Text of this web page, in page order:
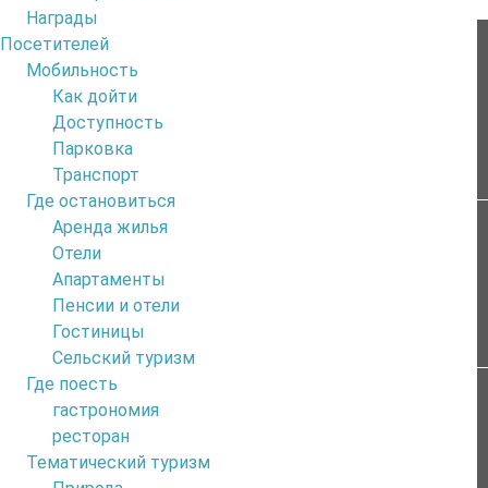
Награды
Посетителей
Мобильность
Как дойти
Доступность
Парковка
Транспорт
Где остановиться
Аренда жилья
Отели
Апартаменты
Пенсии и отели
Гостиницы
Сельский туризм
Где поесть
гастрономия
ресторан
Тематический туризм
Afluente Pé das Voltas